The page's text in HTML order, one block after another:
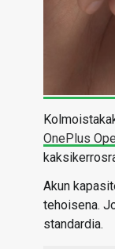
OnePlus
Akun
tehoisena.
standardia.